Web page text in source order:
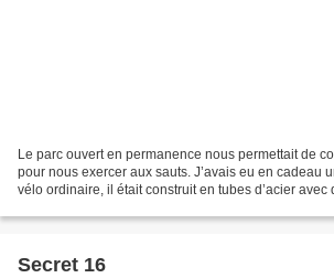
Le parc ouvert en permanence nous permettait de
pour nous exercer aux sauts. J’avais eu en cadeau
vélo ordinaire, il était construit en tubes d’acier avec
Secret 16